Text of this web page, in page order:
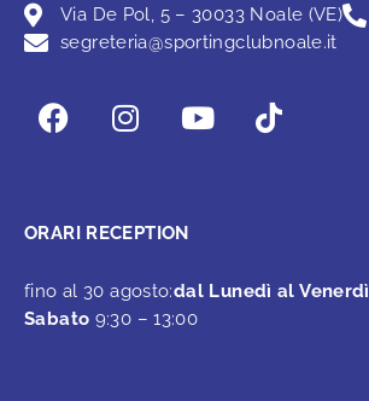
Via De Pol, 5 – 30033 Noale (VE)
segreteria@sportingclubnoale.it
ORARI RECEPTION
fino al 30 agosto:dal Lunedì al Venerdì
Sabato 9:30 – 13:00